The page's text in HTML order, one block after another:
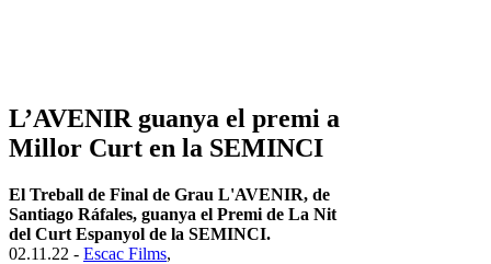
L’AVENIR guanya el premi a
Millor Curt en la SEMINCI
El Treball de Final de Grau L'AVENIR, de
Santiago Ráfales, guanya el Premi de La Nit
del Curt Espanyol de la SEMINCI.
02.11.22 - Escac Films,